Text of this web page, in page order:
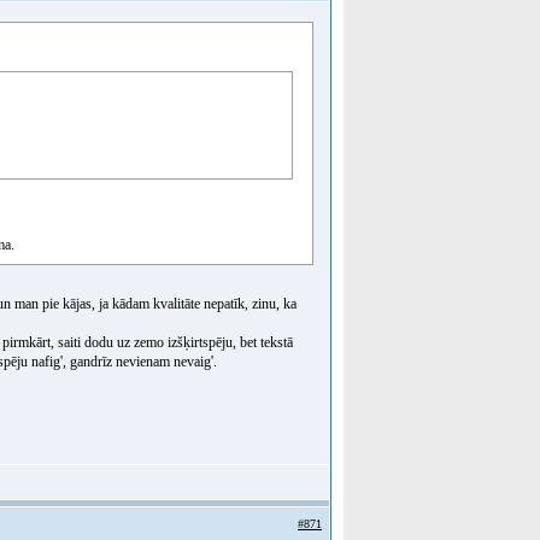
man pie kājas, ja kādam kvalitāte nepatīk, zinu, ka
saiti dodu uz zemo izšķirtspēju, bet tekstā
nafig', gandrīz nevienam nevaig'.
#871